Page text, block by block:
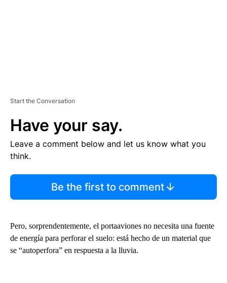
Start the Conversation
Have your say.
Leave a comment below and let us know what you
think.
Be the first to comment
Pero, sorprendentemente, el portaaviones no necesita una fuente
de energía para perforar el suelo: está hecho de un material que
se “autoperfora” en respuesta a la lluvia.